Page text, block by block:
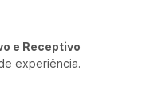
e Receptivo
experiência.